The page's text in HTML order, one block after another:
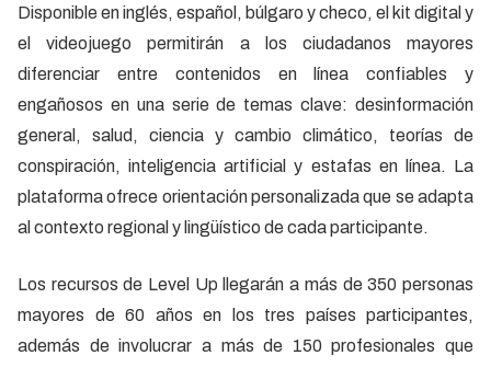
Disponible en inglés, español, búlgaro y checo, el kit digital y
el videojuego permitirán a los ciudadanos mayores
diferenciar entre contenidos en línea confiables y
engañosos en una serie de temas clave: desinformación
general, salud, ciencia y cambio climático, teorías de
conspiración, inteligencia artificial y estafas en línea. La
plataforma ofrece orientación personalizada que se adapta
al contexto regional y lingüístico de cada participante.
Los recursos de Level Up llegarán a más de 350 personas
mayores de 60 años en los tres países participantes,
además de involucrar a más de 150 profesionales que